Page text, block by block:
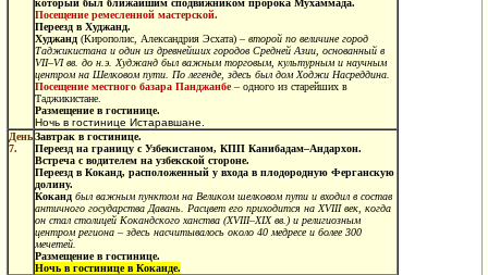
который был ближайшим сподвижником пророка Мухаммада.
Посещение ремесленной мастерской.
Переезд в Худжанд.
Худжанд (Кирополис, Александрия Эсхата) – второй по величине город
Таджикистана и один из древнейших городов Средней Азии, основанный в
VII–VI вв. до н.э. Худжанд был важным торговым, культурным и научным
центром на Шелковом пути. По легенде, здесь был дом Ходжи Насреддина.
Посещение местного базара Панджанбе– одного из старейших в
Таджикистане.
Размещение в гостинице.
Ночь в гостинице Истаравшане.
День
7.
Завтрак в гостинице.
Переезд на границу с Узбекистаном, КПП Канибадам–Андархон.
Встреча с водителем на узбекской стороне.
Переезд в Коканд, расположенный у входа в плодородную Ферганскую
долину.
Коканд был важным пунктом на Великом шелковом пути и входил в состав
античного государства Давань. Расцвет его приходится на XVIII век, когда
он стал столицей Кокандского ханства (XVIII–XIX вв.) и религиозным
центром региона – здесь насчитывалось около 40 медресе и более 300
мечетей.
Размещение в гостинице.
Ночь в гостинице в Коканде.